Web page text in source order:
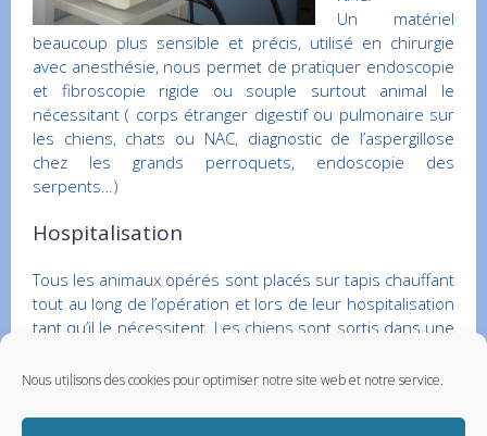
Nous utilisons des cookies pour optimiser notre site web et notre service.
Un matériel
beaucoup plus sensible et précis, utilisé en chirurgie
avec anesthésie, nous permet de pratiquer endoscopie
et fibroscopie rigide ou souple surtout animal le
nécessitant ( corps étranger digestif ou pulmonaire sur
les chiens, chats ou NAC, diagnostic de l’aspergillose
chez les grands perroquets, endoscopie des
serpents…)
Hospitalisation
Tous les animaux opérés sont placés sur tapis chauffant
tout au long de l’opération et lors de leur hospitalisation
tant qu’il le nécessitent. Les chiens sont sortis dans une
les litières des chats sont changées entièrement dès